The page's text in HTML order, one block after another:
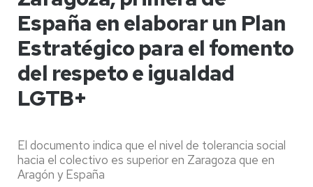
España en elaborar un Plan
Estratégico para el fomento
del respeto e igualdad
LGTB+
El documento indica que el nivel de tolerancia social
hacia el colectivo es superior en Zaragoza que en
Aragón y España